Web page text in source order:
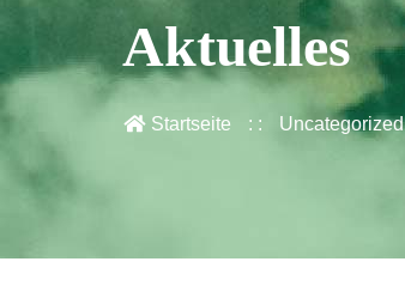
Aktuelles
Startseite Uncategorized